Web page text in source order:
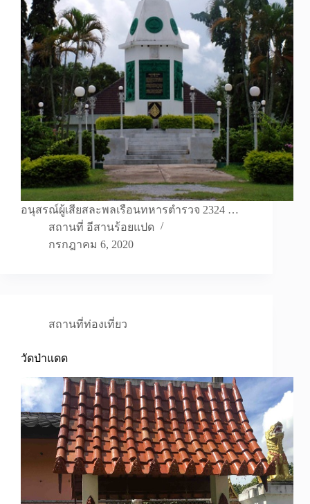
อนุสรณ์ผู้เสียสละพลเรือนทหารตำรวจ 2324 …
สถานที่ อีสานร้อยแปด
กรกฎาคม 6, 2020
สถานที่ท่องเที่ยว
วัดป่าแดด